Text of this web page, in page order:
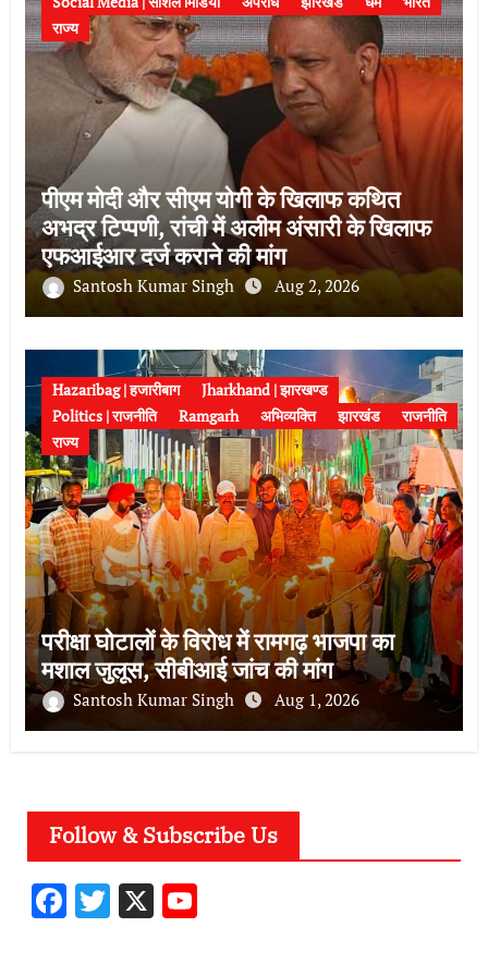
राज्य
पीएम मोदी और सीएम योगी के खिलाफ कथित
अभद्र टिप्पणी, रांची में अलीम अंसारी के खिलाफ
एफआईआर दर्ज कराने की मांग
Santosh Kumar Singh Aug 2, 2026
Hazaribag | हजारीबाग
Jharkhand | झारखण्ड
Politics | राजनीति
Ramgarh अभिव्यक्ति झारखंड
राजनीति
राज्य
परीक्षा घोटालों के विरोध में रामगढ़ भाजपा का
मशाल जुलूस, सीबीआई जांच की मांग
Santosh Kumar Singh Aug 1, 2026
Follow & Subscribe Us
F T X Y